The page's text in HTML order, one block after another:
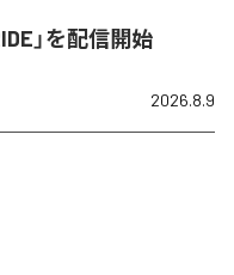
」を配信開始
2026.8.9